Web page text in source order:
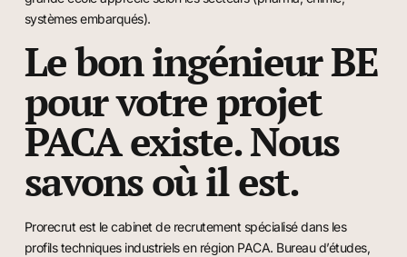
systèmes embarqués).
Le bon ingénieur BE
pour votre projet
PACA existe. Nous
savons où il est.
Prorecrut est le cabinet de recrutement spécialisé dans les
profils techniques industriels en région PACA. Bureau d’études,